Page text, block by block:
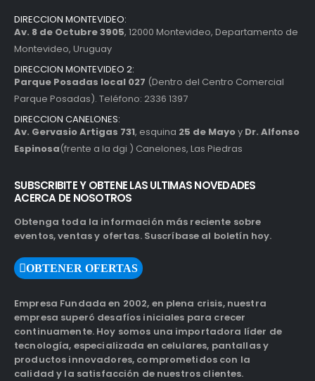
DIRECCION MONTEVIDEO:
Av. 8 de Octubre 3905, 12000 Montevideo, Departamento de
Montevideo, Uruguay
DIRECCION MONTEVIDEO 2:
Parque Posadas local 027 (Dentro del Centro Comercial
Parque Posadas). Teléfono: 2336 1397
DIRECCION CANELONES:
Av. Gervasio Artigas 731, esquina 25 de Mayoy Dr. Alfonso
Espinosa(frente a la dgi ) Canelones, Las Piedras
SUBSCRIBITE Y OBTENE LAS ULTIMAS NOVEDADES
ACERCA DE NOSOTROS
Obtenga toda la información más reciente sobre
eventos, ventas y ofertas. Suscríbase al boletín hoy.
OBTENER OFERTAS
Empresa Fundada en 2002, en plena crisis, nuestra
empresa superó desafíos iniciales para crecer
continuamente. Hoy somos una importadora líder de
tecnología, especializada en celulares, pantallas y
productos innovadores, comprometidos con la
calidad y la satisfacción de nuestros clientes.